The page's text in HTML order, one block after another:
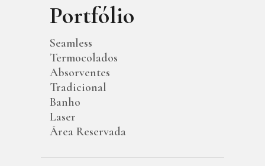
Portfólio
Seamless
Termocolados
Absorventes
Tradicional
Banho
Laser
Área Reservada